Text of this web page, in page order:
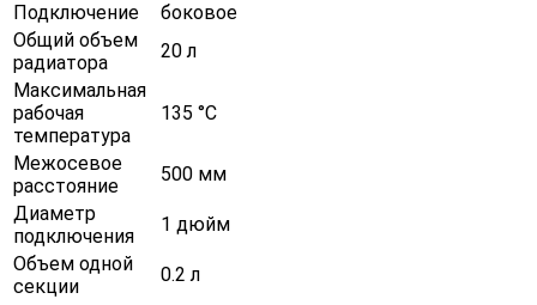
Подключение
боковое
Общий объем
радиатора
20 л
Максимальная
рабочая
температура
135 °С
Межосевое
расстояние
500 мм
Диаметр
подключения
1 дюйм
Объем одной
секции
0.2 л